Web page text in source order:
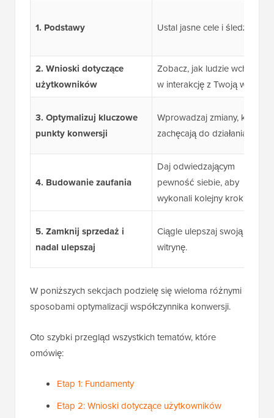
1. Podstawy Ustal jasne cele i śledź je.
2. Wnioski dotyczące
użytkowników
Zobacz, jak ludzie wchodzą
w interakcję z Twoją witryną.
3. Optymalizuj kluczowe
punkty konwersji
Wprowadzaj zmiany, które
zachęcają do działania.
4. Budowanie zaufania
Daj odwiedzającym
pewność siebie, aby
wykonali kolejny krok.
5. Zamknij sprzedaż i
nadal ulepszaj
Ciągle ulepszaj swoją
witrynę.
W poniższych sekcjach podzielę się wieloma różnymi
sposobami optymalizacji współczynnika konwersji.
Oto szybki przegląd wszystkich tematów, które
omówię:
Etap 1: Fundamenty
Etap 2: Wnioski dotyczące użytkowników